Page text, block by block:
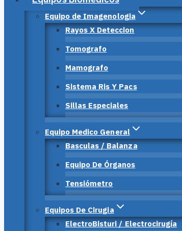
Equipo de Imagenologia
Rayos X Deteccion
Tomografo
Mamografo
Sistema Ris Y Pacs
Sillas Especiales
Equipo Medico General
Basculas / Balanza
Equipo De Órganos
Tensiómetro
Equipos De Cirugia
ElectroBisturi / Electrocirugía